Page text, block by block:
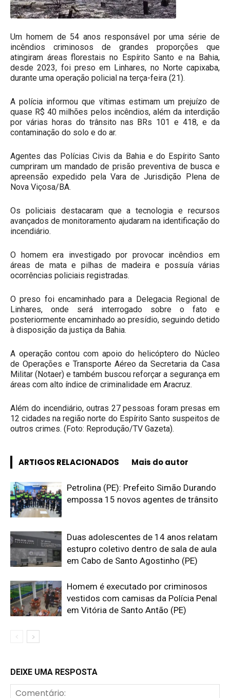
Um homem de 54 anos responsável por uma série de
incêndios criminosos de grandes proporções que
atingiram áreas florestais no Espírito Santo e na Bahia,
desde 2023, foi preso em Linhares, no Norte capixaba,
durante uma operação policial na terça-feira (21).
A polícia informou que vítimas estimam um prejuízo de
quase R$ 40 milhões pelos incêndios, além da interdição
por várias horas do trânsito nas BRs 101 e 418, e da
contaminação do solo e do ar.
Agentes das Polícias Civis da Bahia e do Espírito Santo
cumpriram um mandado de prisão preventiva de busca e
apreensão expedido pela Vara de Jurisdição Plena de
Nova Viçosa/BA.
Os policiais destacaram que a tecnologia e recursos
avançados de monitoramento ajudaram na identificação do
incendiário.
O homem era investigado por provocar incêndios em
áreas de mata e pilhas de madeira e possuía várias
ocorrências policiais registradas.
O preso foi encaminhado para a Delegacia Regional de
Linhares, onde será interrogado sobre o fato e
posteriormente encaminhado ao presídio, seguindo detido
à disposição da justiça da Bahia.
A operação contou com apoio do helicóptero do Núcleo
de Operações e Transporte Aéreo da Secretaria da Casa
Militar (Notaer) e também buscou reforçar a segurança em
áreas com alto índice de criminalidade em Aracruz.
Além do incendiário, outras 27 pessoas foram presas em
12 cidades na região norte do Espírito Santo suspeitos de
outros crimes. (Foto: Reprodução/TV Gazeta).
ARTIGOS RELACIONADOS Mais do autor
Petrolina (PE): Prefeito Simão Durando
empossa 15 novos agentes de trânsito
Duas adolescentes de 14 anos relatam
estupro coletivo dentro de sala de aula
em Cabo de Santo Agostinho (PE)
Homem é executado por criminosos
vestidos com camisas da Polícia Penal
em Vitória de Santo Antão (PE)
DEIXE UMA RESPOSTA